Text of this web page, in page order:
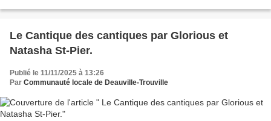
Le Cantique des cantiques par Glorious et
Natasha St-Pier.
Publié le 11/11/2025 à 13:26
Par Communauté locale de Deauville-Trouville